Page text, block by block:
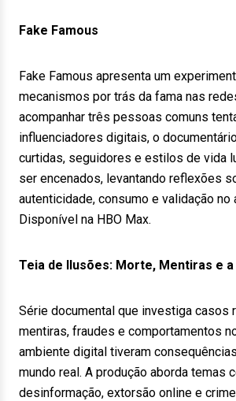
Fake Famous
Fake Famous apresenta um
mecanismos por trás da fama nas
acompanhar três pessoas comuns
influenciadores digitais, o
curtidas, seguidores e estilos de vida
ser encenados, levantando reflexões
autenticidade, consumo e validação no
Disponível na HBO Max.
Teia de Ilusões: Morte, Mentiras e
Série documental que investiga casos
mentiras, fraudes e comportamentos
ambiente digital tiveram
mundo real. A produção aborda temas
desinformação, extorsão online e